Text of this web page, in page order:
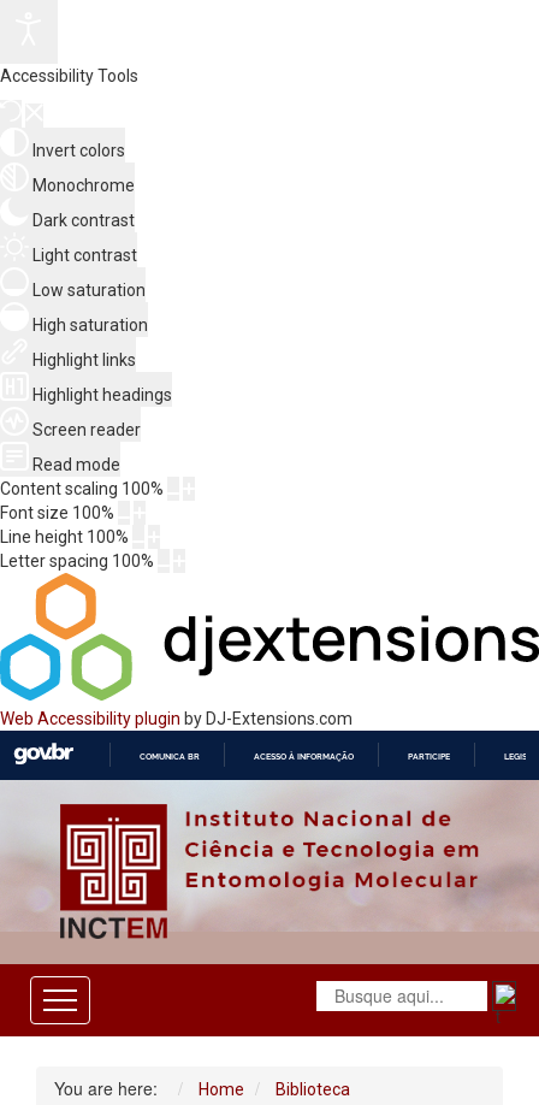
Accessibility Tools
Invert colors
Monochrome
Dark contrast
Light contrast
Low saturation
High saturation
Highlight links
Highlight headings
Screen reader
Read mode
Content scaling 100%
Font size 100%
Line height 100%
Letter spacing 100%
Web Accessibility plugin by DJ-Extensions.com
O
COMUNICA BR ACESSO À INFORMAÇÃO PARTICIPE
You are here: Home Biblioteca